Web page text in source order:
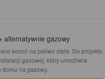
alternatywnie gazowy
kocioł na paliwo stałe. Do projektu
gazowej, który umożliwia
na gazowy.